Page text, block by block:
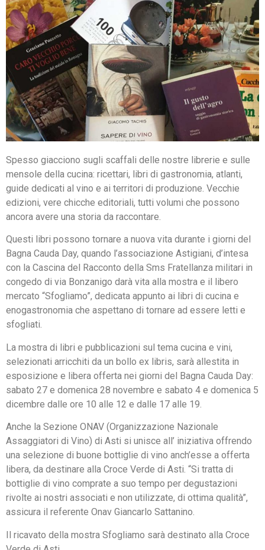
Spesso giacciono sugli scaffali delle nostre librerie e sulle
mensole della cucina: ricettari, libri di gastronomia, atlanti,
guide dedicati al vino e ai territori di produzione. Vecchie
edizioni, vere chicche editoriali, tutti volumi che possono
ancora avere una storia da raccontare.
Questi libri possono tornare a nuova vita durante i giorni del
Bagna Cauda Day, quando l’associazione Astigiani, d’intesa
con la Cascina del Racconto della Sms Fratellanza militari in
congedo di via Bonzanigo darà vita alla mostra e il libero
mercato “Sfogliamo”, dedicata appunto ai libri di cucina e
enogastronomia che aspettano di tornare ad essere letti e
sfogliati.
La mostra di libri e pubblicazioni sul tema cucina e vini,
selezionati arricchiti da un bollo ex libris, sarà allestita in
esposizione e libera offerta nei giorni del Bagna Cauda Day:
sabato 27 e domenica 28 novembre e sabato 4 e domenica 5
dicembre dalle ore 10 alle 12 e dalle 17 alle 19.
Anche la Sezione ONAV (Organizzazione Nazionale
Assaggiatori di Vino) di Asti si unisce all’ iniziativa offrendo
una selezione di buone bottiglie di vino anch’esse a offerta
libera, da destinare alla Croce Verde di Asti. “Si tratta di
bottiglie di vino comprate a suo tempo per degustazioni
rivolte ai nostri associati e non utilizzate, di ottima qualità”,
assicura il referente Onav Giancarlo Sattanino.
Il ricavato della mostra Sfogliamo sarà destinato alla Croce